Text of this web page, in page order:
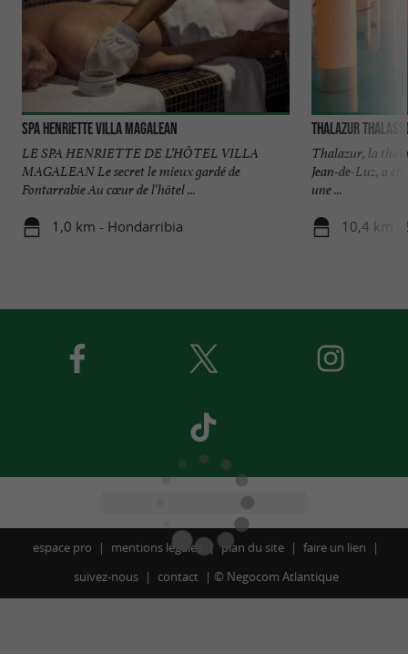
Spa Henriette Villa Magalean
LE SPA HENRIETTE DE L’HÔTEL VILLA
MAGALEAN Le secret le mieux gardé de
Fontarrabie Au cœur de l’hôtel ...
1,0 km - Hondarribia
Thalazur
Thalazur, la
Jean-de-Luz, a
une ...
10,4 km -
espace pro mentions légales plan du site
faire un lien
suivez-nous
contact © Negocom Atlantique